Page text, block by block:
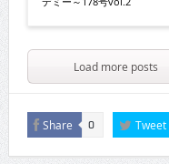
Load more posts
Share 0 Tweet